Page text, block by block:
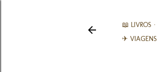
📖 LIVROS
✈ VIAGENS